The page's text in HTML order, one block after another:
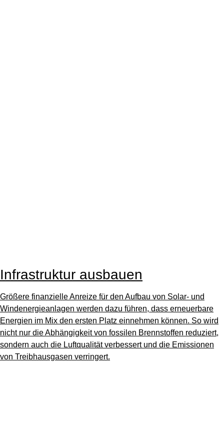
Infrastruktur ausbauen
Größere finanzielle Anreize für den Aufbau von Solar- und
Windenergieanlagen werden dazu führen, dass erneuerbare
Energien im Mix den ersten Platz einnehmen können. So wird
nicht nur die Abhängigkeit von fossilen Brennstoffen reduziert,
sondern auch die Luftqualität verbessert und die Emissionen
von Treibhausgasen verringert.